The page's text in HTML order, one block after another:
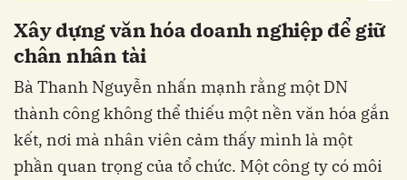
Xây dựng văn hóa doanh nghiệp để giữ
chân nhân tài
Bà Thanh Nguyễn nhấn mạnh rằng một DN
thành công không thể thiếu một nền văn hóa gắn
kết, nơi mà nhân viên cảm thấy mình là một
phần quan trọng của tổ chức. Một công ty có môi